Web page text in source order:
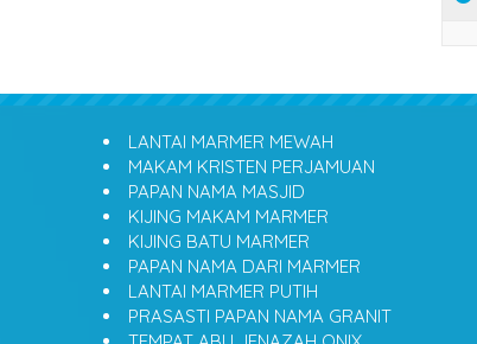
LANTAI MARMER MEWAH
MAKAM KRISTEN PERJAMUAN
PAPAN NAMA MASJID
KIJING MAKAM MARMER
KIJING BATU MARMER
PAPAN NAMA DARI MARMER
LANTAI MARMER PUTIH
PRASASTI PAPAN NAMA GRANIT